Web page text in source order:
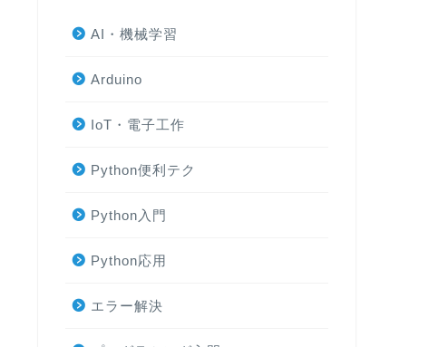
AI・機械学習
Arduino
IoT・電子工作
Python便利テク
Python入門
Python応用
エラー解決